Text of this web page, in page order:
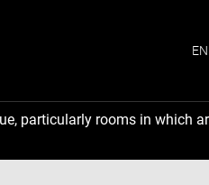
EN
particularly rooms in which